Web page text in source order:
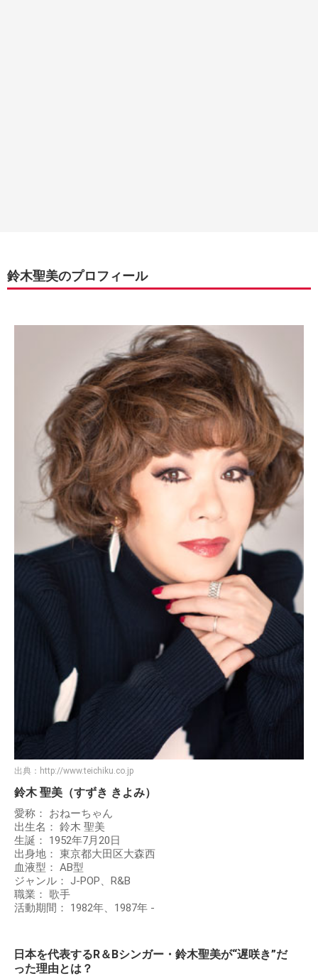
鈴木聖美のプロフィール
出典： http://www.teichiku.co.jp
鈴木 聖美（すずき きよみ）
愛称： おねーちゃん
出生名： 鈴木 聖美
生誕： 1952年7月20日
出身地： 東京都大田区大森西
血液型： AB型
ジャンル： J-POP、R&B
職業： 歌手
活動期間： 1982年、1987年 -
日本を代表するR＆Bシンガー・鈴木聖美が“遅咲き”だ
った理由とは？